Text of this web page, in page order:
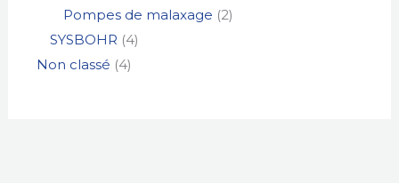
Pompes de malaxage 2
SYSBOHR 4
Non classé 4